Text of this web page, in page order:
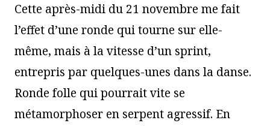
Cette après-midi du 21 novembre me fait
l’effet d’une ronde qui tourne sur elle-
même, mais à la vitesse d’un sprint,
entrepris par quelques-unes dans la danse.
Ronde folle qui pourrait vite se
métamorphoser en serpent agressif. En